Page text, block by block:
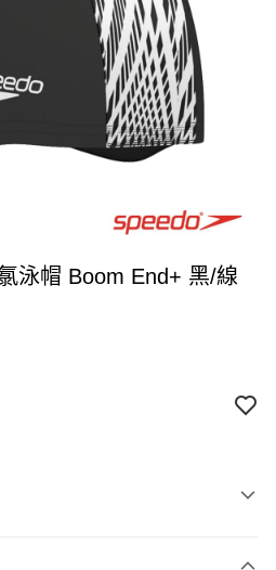
泳帽 Boom End+ 黑/線